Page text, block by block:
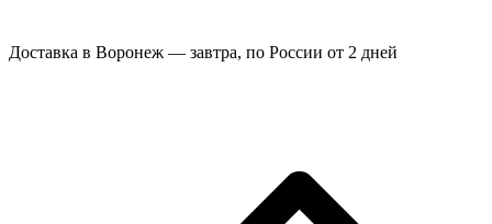
Доставка в Воронеж — завтра, по России от 2 дней